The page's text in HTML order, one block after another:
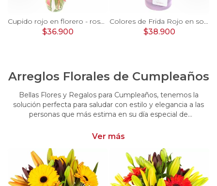
Cupido rojo en florero - rosas, mini rosas, hypericum, globo te amo y pizarra
$36.900
Colores de Frida Rojo en sombrerero - Arreglo floral con rosas, claveles, estate y limonium
$38.900
Arreglos Florales de Cumpleaños
Bellas Flores y Regalos para Cumpleaños, tenemos la
solución perfecta para saludar con estilo y elegancia a las
personas que más estima en su día especial de
para cumpleaños
Ver más